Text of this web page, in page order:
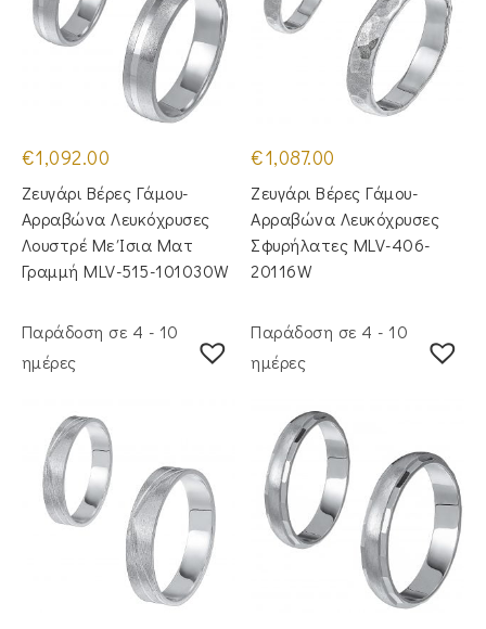
€1,092.00
Ζευγάρι Βέρες Γάμου-
Αρραβώνα Λευκόχρυσες
Λουστρέ Με Ίσια Ματ
Γραμμή MLV-515-101030W
€1,087.00
Ζευγάρι Βέρες Γάμου-
Αρραβώνα Λευκόχρυσες
Σφυρήλατες MLV-406-
20116W
Παράδοση σε 4 - 10
ημέρες
Παράδοση σε 4 - 10
ημέρες